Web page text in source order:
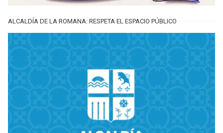
ALCALDÍA DE LA ROMANA: RESPETA EL ESPACIO PÚBLICO